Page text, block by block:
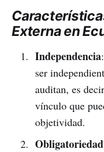
Externa en
Independencia
ser
auditan, es
vínculo que
objetividad.
Obligatoriedad